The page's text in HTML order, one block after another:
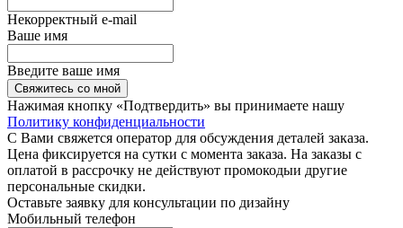
Некорректный e-mail
Ваше имя
Введите ваше имя
Свяжитесь со мной
Нажимая кнопку «Подтвердить» вы принимаете нашу
Политику конфиденциальности
С Вами свяжется оператор для обсуждения деталей заказа.
Цена фиксируется на сутки с момента заказа. На заказы с
оплатой в рассрочку не действуют промокодыи другие
персональные скидки.
Оставьте заявку для консультации по дизайну
Мобильный телефон